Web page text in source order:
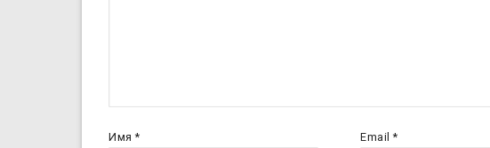
Имя* Email*